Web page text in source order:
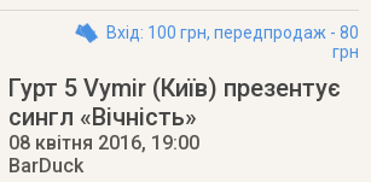
Вхід: 100 грн, передпродаж - 80
грн
Гурт 5 Vymir (Київ) презентує
сингл «Вічність»
08 квітня 2016, 19:00
BarDuck